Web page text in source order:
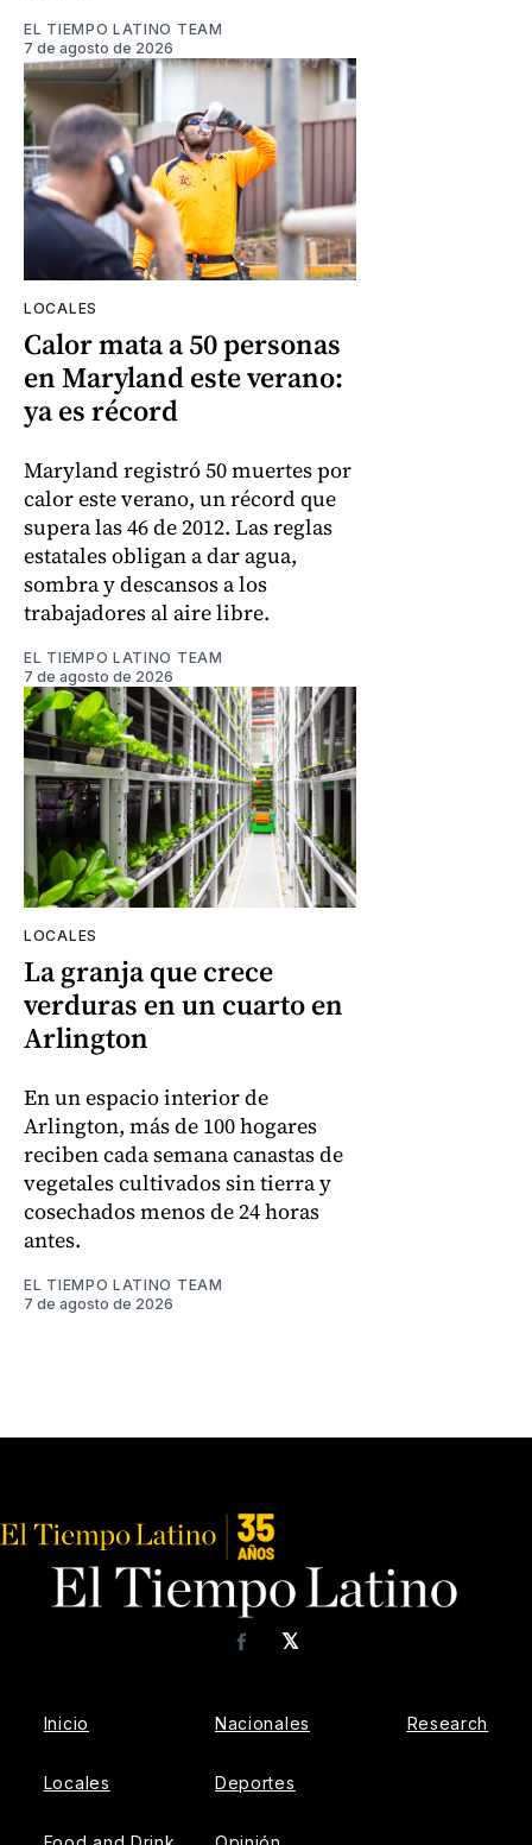
EL TIEMPO LATINO TEAM
7 de agosto de 2026
LOCALES
Calor mata a 50 personas
en Maryland este verano:
ya es récord
Maryland registró 50 muertes por
calor este verano, un récord que
supera las 46 de 2012. Las reglas
estatales obligan a dar agua,
sombra y descansos a los
trabajadores al aire libre.
EL TIEMPO LATINO TEAM
7 de agosto de 2026
LOCALES
La granja que crece
verduras en un cuarto en
Arlington
En un espacio interior de
Arlington, más de 100 hogares
reciben cada semana canastas de
vegetales cultivados sin tierra y
cosechados menos de 24 horas
antes.
EL TIEMPO LATINO TEAM
7 de agosto de 2026
𝕏
Facebook
Inicio
Locales
Nacionales
Deportes
Research